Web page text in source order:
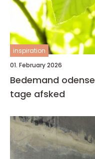
inspiration
01. February 2026
Bedemand odense sådan får du ro til at
tage afsked